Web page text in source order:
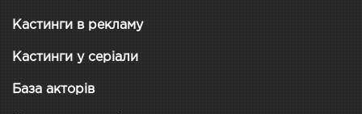
Кастинги в рекламу
Кастинги у серіали
База акторів